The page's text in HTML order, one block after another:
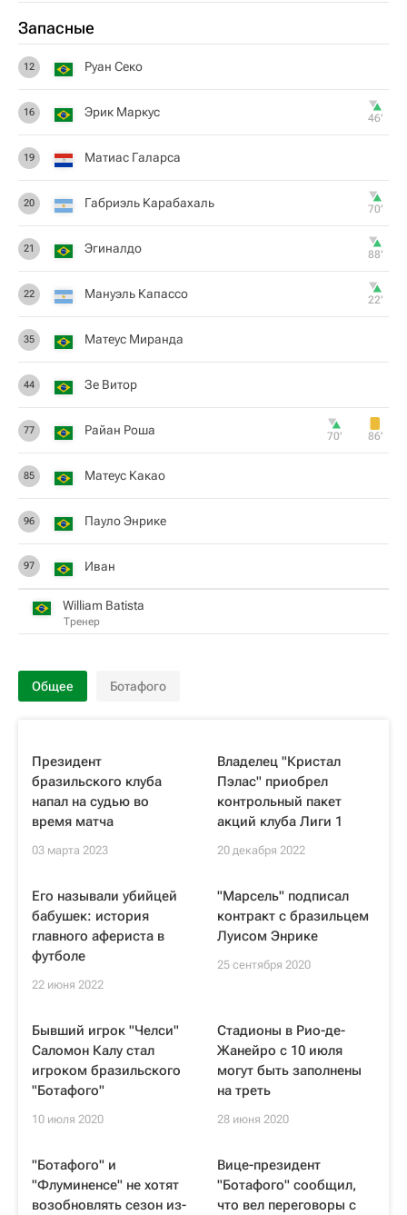
Запасные
12 Руан Секо
16 Эрик Маркус 46‎’‎
19 Матиас Галарса
20 Габриэль Карабахаль 70‎’‎
21 Эгиналдо 88‎’‎
22 Мануэль Капассо 22‎’‎
35 Матеус Миранда
44 Зе Витор
77 Райан Роша 70‎’‎ 86‎’‎
85 Матеус Какао
96 Пауло Энрике
97 Иван
William Batista
Тренер
Общее Ботафого
Президент
бразильского клуба
напал на судью во
время матча
03 марта 2023
Владелец "Кристал
Пэлас" приобрел
контрольный пакет
акций клуба Лиги 1
20 декабря 2022
Его называли убийцей
бабушек: история
главного афериста в
футболе
22 июня 2022
"Марсель" подписал
контракт с бразильцем
Луисом Энрике
25 сентября 2020
Бывший игрок "Челси"
Саломон Калу стал
игроком бразильского
"Ботафого"
10 июля 2020
Стадионы в Рио-де-
Жанейро c 10 июля
могут быть заполнены
на треть
28 июня 2020
"Ботафого" и
"Флуминенсе" не хотят
возобновлять сезон из-
Вице-президент
"Ботафого" сообщил,
что вел переговоры с